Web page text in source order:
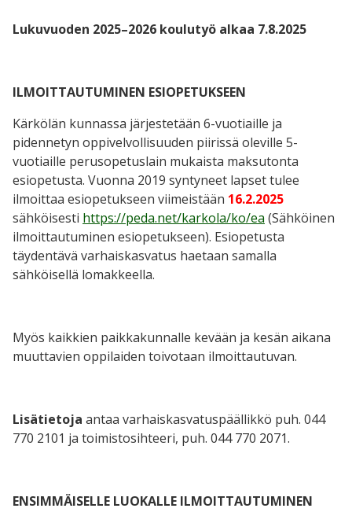
Lukuvuoden 2025–2026 koulutyö alkaa 7.8.2025
ILMOITTAUTUMINEN ESIOPETUKSEEN
Kärkölän kunnassa järjestetään 6-vuotiaille ja
pidennetyn oppivelvollisuuden piirissä oleville 5-
vuotiaille perusopetuslain mukaista maksutonta
esiopetusta. Vuonna 2019 syntyneet lapset tulee
ilmoittaa esiopetukseen viimeistään 16.2.2025
sähköisesti https://peda.net/karkola/ko/ea (Sähköinen
ilmoittautuminen esiopetukseen). Esiopetusta
täydentävä varhaiskasvatus haetaan samalla
sähköisellä lomakkeella.
Myös kaikkien paikkakunnalle kevään ja kesän aikana
muuttavien oppilaiden toivotaan ilmoittautuvan.
Lisätietoja antaa varhaiskasvatuspäällikkö puh. 044
770 2101 ja toimistosihteeri, puh. 044 770 2071.
ENSIMMÄISELLE LUOKALLE ILMOITTAUTUMINEN